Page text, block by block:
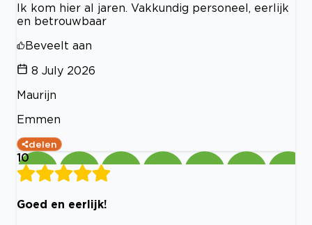
Ik kom hier al jaren. Vakkundig personeel, eerlijk
en betrouwbaar
Beveelt aan
8 July 2026
Maurijn
Emmen
delen
10
Goed en eerlijk!